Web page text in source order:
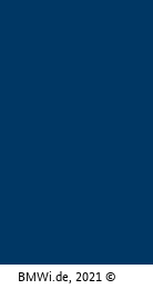
BMWi.de, 2021 ©